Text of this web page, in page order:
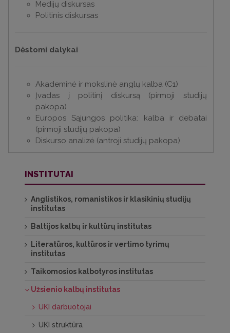
Medijų diskursas
Politinis diskursas
Dėstomi dalykai
Akademinė ir mokslinė anglų kalba (C1)
Įvadas į politinį diskursą (pirmoji studijų
pakopa)
Europos Sąjungos politika: kalba ir debatai
(pirmoji studijų pakopa)
Diskurso analizė (antroji studijų pakopa)
INSTITUTAI
Anglistikos, romanistikos ir klasikinių studijų
institutas
Baltijos kalbų ir kultūrų institutas
Literatūros, kultūros ir vertimo tyrimų
institutas
Taikomosios kalbotyros institutas
Užsienio kalbų institutas
UKI darbuotojai
UKI struktūra